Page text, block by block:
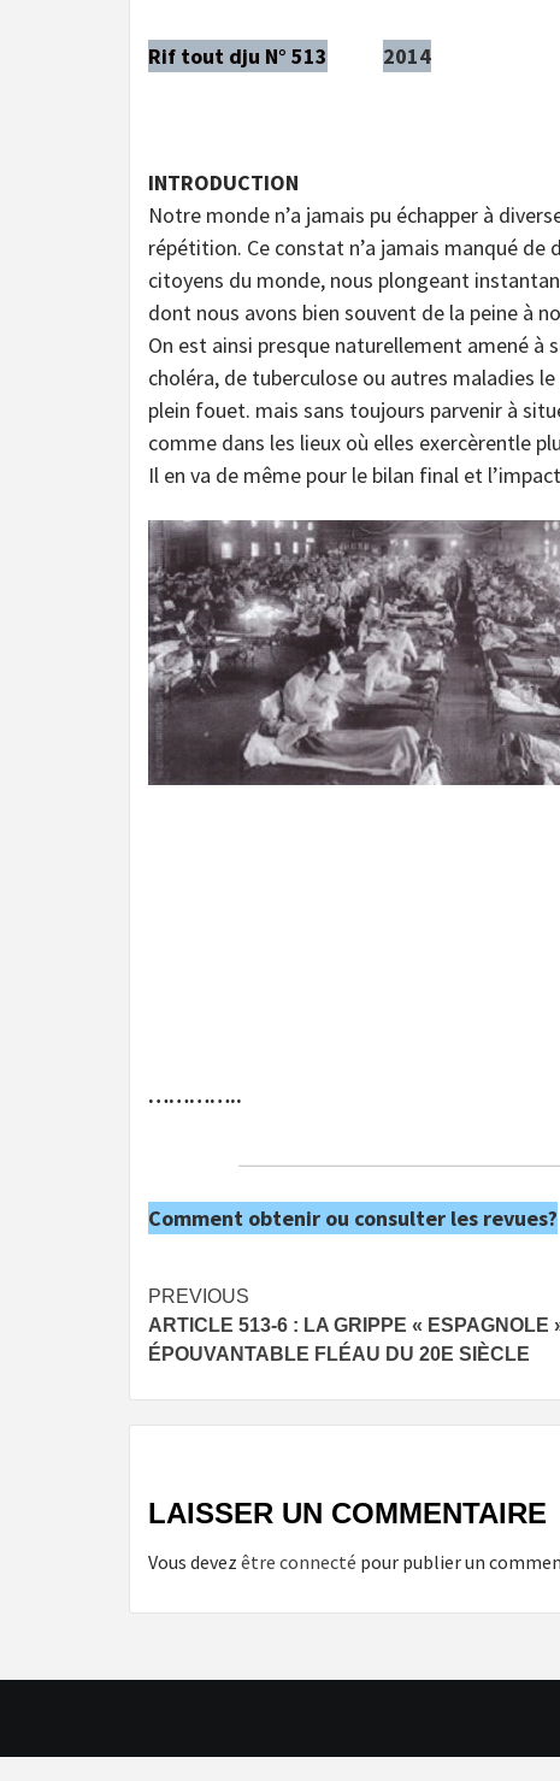
Rif tout dju N° 513 2014
INTRODUCTION
Notre monde n’a jamais pu échapper à
répétition. Ce constat n’a jamais manqué
citoyens du monde, nous plongeant
dont nous avons bien souvent de la peine à
On est ainsi presque naturellement amené
choléra, de tuberculose ou autres maladies
plein fouet. mais sans toujours parvenir à
comme dans les lieux où elles exercèrentle
Il en va de même pour le bilan final et
…………..
Comment obtenir ou consulter les revues?
Post
navigation
PREVIOUS
ARTICLE 513-6 : LA GRIPPE « ESPAGNOLE
ÉPOUVANTABLE FLÉAU DU 20E SIÈCLE
LAISSER UN COMMENTAIRE
Vous devez être connecté pour publier un